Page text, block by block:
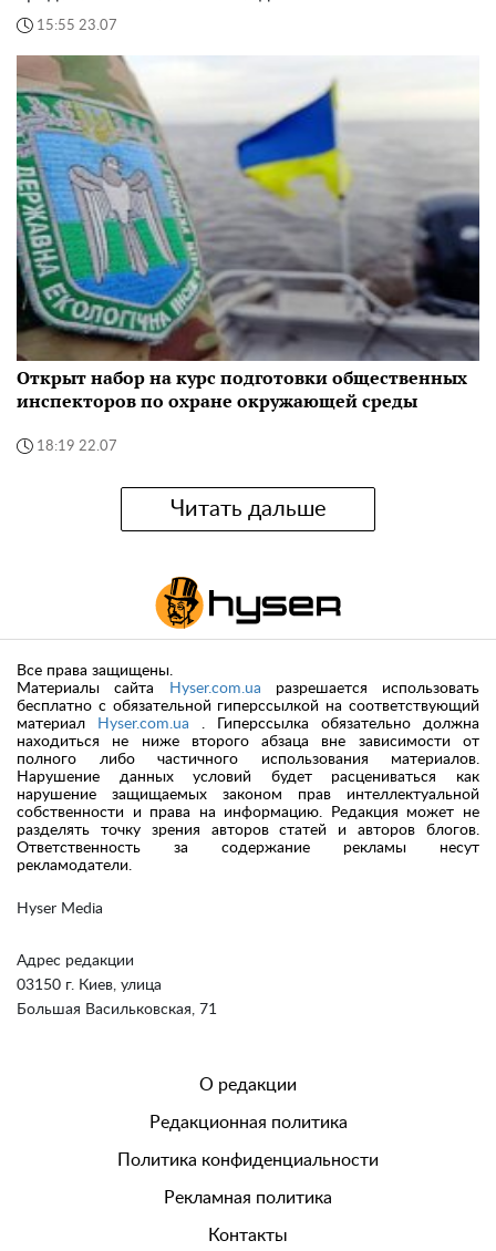
15:55 23.07
Открыт набор на курс подготовки общественных
инспекторов по охране окружающей среды
18:19 22.07
Читать дальше
Hyser Media
Адрес редакции
03150 г. Киев, улица
Большая Васильковская, 71
Все права защищены.
Материалы сайта
Hyser.com.ua разрешается использовать
бесплатно с обязательной гиперссылкой на соответствующий
материал
Hyser.com.ua . Гиперссылка обязательно должна
находиться не ниже второго абзаца вне зависимости от
полного либо частичного использования материалов.
Нарушение данных условий будет расцениваться как
нарушение защищаемых законом прав интеллектуальной
собственности и права на информацию. Редакция может не
разделять точку зрения авторов статей и авторов блогов.
Ответственность за содержание рекламы несут
рекламодатели.
О редакции
Редакционная политика
Политика конфиденциальности
Рекламная политика
Контакты